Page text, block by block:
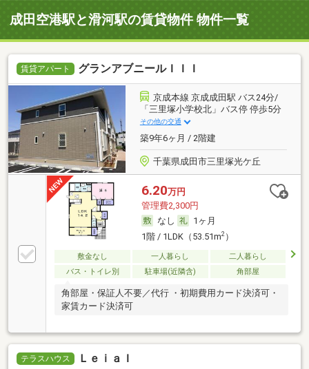
成田空港駅と滑河駅の賃貸物件 物件一覧
賃貸アパート グランアブニールＩＩＩ
京成本線 京成成田駅 バス24分/
「三里塚小学校北」バス停 停歩5分
その他の交通
築9年6ヶ月 / 2階建
千葉県成田市三里塚光ケ丘
6.20万円
管理費2,300円
なし
1ヶ月
1階 / 1LDK（53.51m2）
敷金なし 一人暮らし
二人暮らし
バス・トイレ別
駐車場(近隣含) 角部屋
角部屋・保証人不要／代行 ・初期費用カード決済可・
家賃カード決済可
テラスハウス ＬｅｉａＩ